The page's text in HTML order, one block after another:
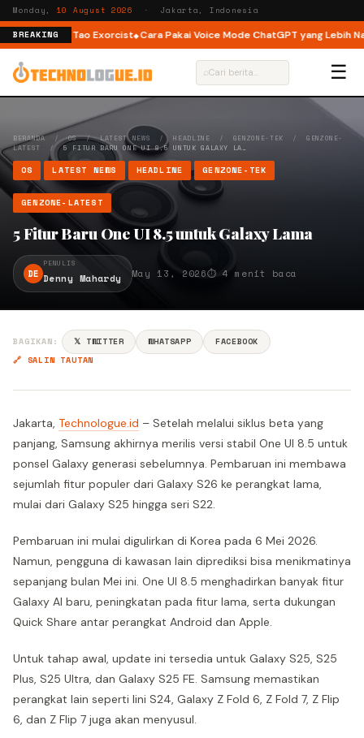
Monday, 10 August 2026 · Jakarta, Indonesia
BREAKING
The Tao Exorcist Cara Pakai Voice Mode ChatGPT yang Lebih
⌕ ☰
BERANDA/OS/LATEST NEWS /HEADLINE / GENZONE-TEK / GENZONE-
LATEST /5 FITUR BARU ONE UI 8.5 UNTUK GALAXY LA…
OS LATEST NEWS HEADLINE GENZONE-TEK
GENZONE-LATEST
5 Fitur Baru One UI 8.5 untuk Galaxy Lama
DE
PENULIS
Denny Mahardy May 13, 2026⏱ 4 menit baca
BAGIKAN: 𝕏 TWITTER WHATSAPP
FACEBOOK
🔗 SALIN TAUTAN
Jakarta, Technologue.id – Setelah melalui siklus beta yang
panjang, Samsung akhirnya merilis versi stabil One UI 8.5 untuk
ponsel Galaxy generasi sebelumnya. Pembaruan ini membawa
sejumlah fitur populer dari Galaxy S26 ke perangkat lama,
mulai dari Galaxy S25 hingga seri S22.
Pembaruan ini mulai digulirkan di Korea pada 6 Mei 2026.
Namun, pengguna di kawasan lain diprediksi bisa menikmatinya
sepanjang bulan Mei ini. One UI 8.5 menghadirkan banyak fitur
Galaxy AI baru, peningkatan pada fitur lama, serta dukungan
Quick Share antar perangkat Android dan Apple.
Untuk tahap awal, update ini tersedia untuk Galaxy S25, S25
Plus, S25 Ultra, dan Galaxy S25 FE. Samsung memastikan
perangkat lain seperti lini S24, Galaxy Z Fold 6, Z Fold 7, Z Flip
6, dan Z Flip 7 juga akan menyusul.